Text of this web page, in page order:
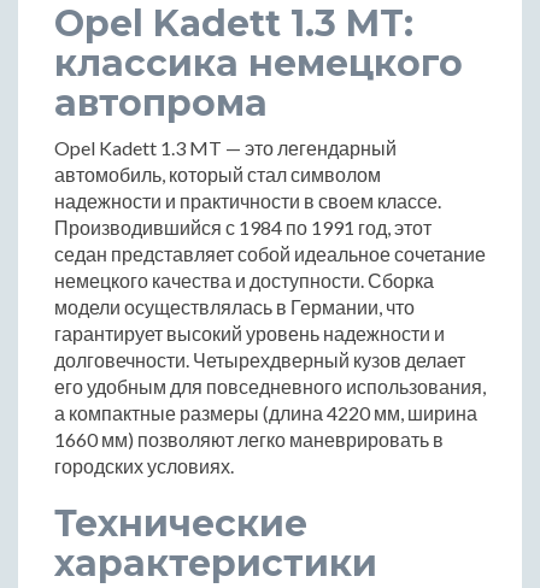
Opel Kadett 1.3 MT:
классика немецкого
автопрома
Opel Kadett 1.3 MT — это легендарный
автомобиль, который стал символом
надежности и практичности в своем классе.
Производившийся с 1984 по 1991 год, этот
седан представляет собой идеальное сочетание
немецкого качества и доступности. Сборка
модели осуществлялась в Германии, что
гарантирует высокий уровень надежности и
долговечности. Четырехдверный кузов делает
его удобным для повседневного использования,
а компактные размеры (длина 4220 мм, ширина
1660 мм) позволяют легко маневрировать в
городских условиях.
Технические
характеристики